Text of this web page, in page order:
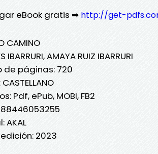
eBook gratis ➡ http://get-
CAMINO
IBARRURI, AMAYA RUIZ IBARRURI
de páginas: 720
Pdf, ePub, MOBI, FB2
AKAL
2023